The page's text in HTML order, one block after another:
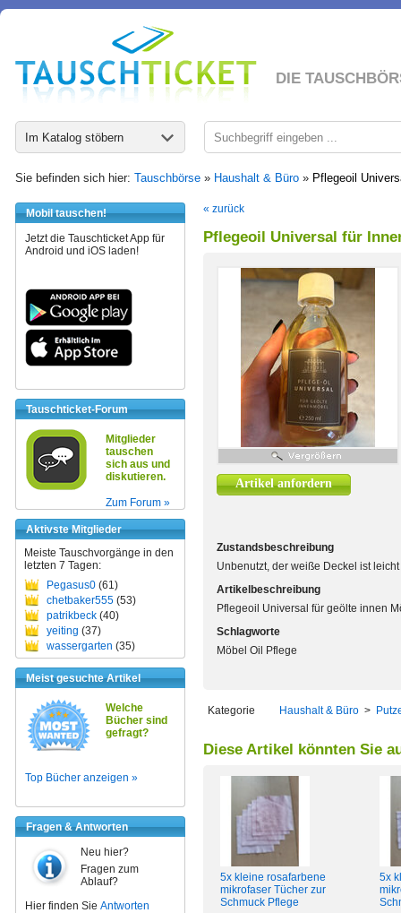
DIE
Im Katalog stöbern
Sie befinden sich hier: Tauschbörse » Haushalt & Büro » Pflegeoil
Mobil tauschen!
Jetzt die Tauschticket App für
Android und iOS laden!
Tauschticket-Forum
Mitglieder
tauschen
sich aus und
diskutieren.
Zum Forum »
Aktivste Mitglieder
Meiste Tauschvorgänge in den
letzten 7 Tagen:
Pegasus0 (61)
chetbaker555 (53)
patrikbeck (40)
yeiting (37)
wassergarten (35)
Meist gesuchte Artikel
Welche
Bücher sind
gefragt?
Top Bücher anzeigen »
Fragen & Antworten
Neu hier?
Fragen zum
Ablauf?
Hier finden Sie Antworten
« zurück
Pflegeoil Universal für
Artikel anfordern
Zustandsbeschreibung
Unbenutzt, der weiße Deckel ist
Artikelbeschreibung
Pflegeoil Universal für geölte innen
Schlagworte
Möbel Oil Pflege
Kategorie Haushalt & Büro >
Diese Artikel könnten Sie
5x kleine rosafarbene
mikrofaser Tücher zur
Schmuck Pflege
5x